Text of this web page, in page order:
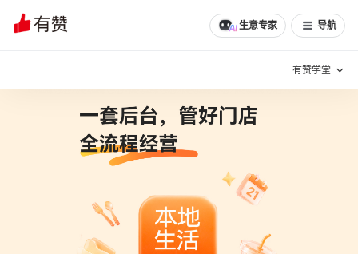
生意专家 导航
有赞学堂
增长方法
有赞专家说
新零售最佳实践